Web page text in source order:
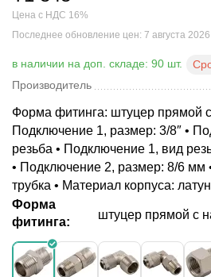
Цена с НДС 16%
Последнее обновление цен: 7 августа 2026
в наличии на доп. складе: 90 шт.
Производитель
Форма фитинга: штуцер прямой с
Подключение 1, размер: 3/8″ •
резьба • Подключение 1, вид
• Подключение 2, размер: 8/6 мм
трубка • Материал корпуса:
Форма
фитинга:
штуцер прямой с